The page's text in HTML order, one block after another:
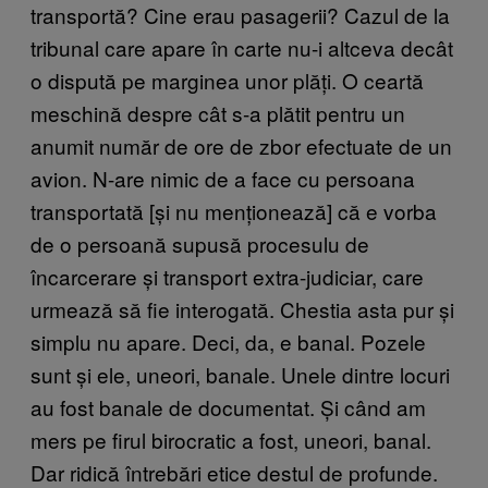
transportă? Cine erau pasagerii? Cazul de la
tribunal care apare în carte nu-i altceva decât
o dispută pe marginea unor plăți. O ceartă
meschină despre cât s-a plătit pentru un
anumit număr de ore de zbor efectuate de un
avion. N-are nimic de a face cu persoana
transportată [și nu menționează] că e vorba
de o persoană supusă procesulu de
încarcerare și transport extra-judiciar, care
urmează să fie interogată. Chestia asta pur și
simplu nu apare. Deci, da, e banal. Pozele
sunt și ele, uneori, banale. Unele dintre locuri
au fost banale de documentat. Și când am
mers pe firul birocratic a fost, uneori, banal.
Dar ridică întrebări etice destul de profunde.